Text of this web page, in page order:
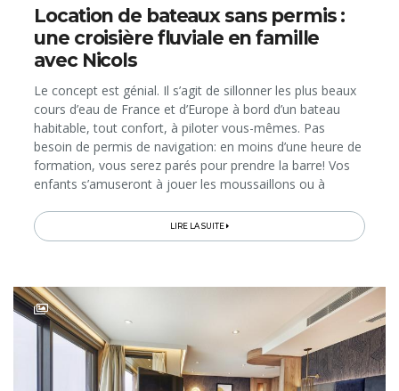
Location de bateaux sans permis :
une croisière fluviale en famille
avec Nicols
Le concept est génial. Il s’agit de sillonner les plus beaux
cours d’eau de France et d’Europe à bord d’un bateau
habitable, tout confort, à piloter vous-mêmes. Pas
besoin de permis de navigation: en moins d’une heure de
formation, vous serez parés pour prendre la barre! Vos
enfants s’amuseront à jouer les moussaillons ou à
propose...
LIRE LA SUITE